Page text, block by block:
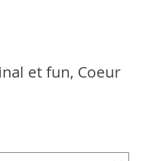
et fun, Coeur